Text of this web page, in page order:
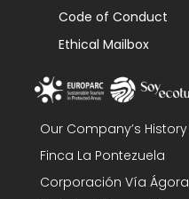
Code of Conduct
Ethical Mailbox
Our Company’s History
Finca La Pontezuela
Corporación Vía Ágora